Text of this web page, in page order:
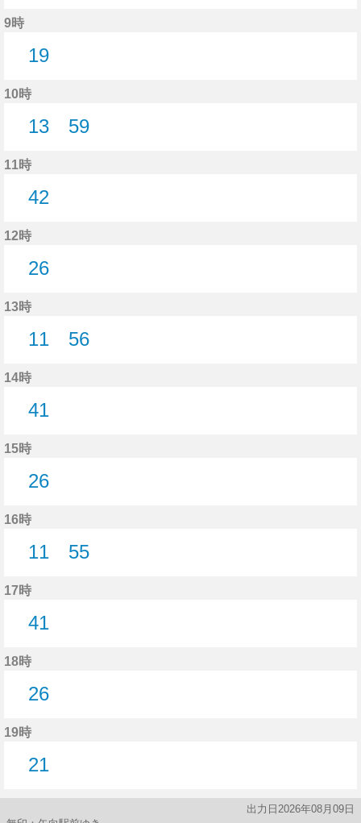
9時
19
10時
13
59
11時
42
12時
26
13時
11
56
14時
41
15時
26
16時
11
55
17時
41
18時
26
19時
21
出力日2026年08月09日